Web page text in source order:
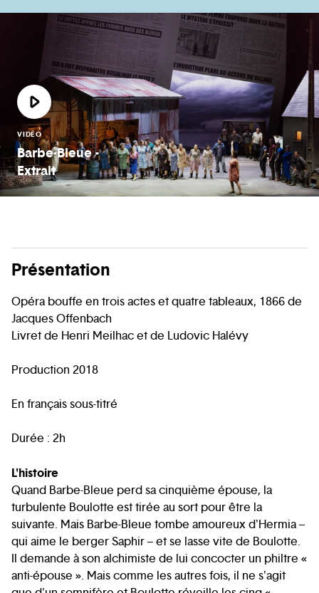
VIDÉO
Barbe-Bleue -
Extrait
Présentation
Opéra bouffe en trois actes et quatre tableaux, 1866 de
Jacques Offenbach
Livret de Henri Meilhac et de Ludovic Halévy
Production 2018
En français sous-titré
Durée : 2h
L'histoire
Quand Barbe-Bleue perd sa cinquième épouse, la
turbulente Boulotte est tirée au sort pour être la
suivante. Mais Barbe-Bleue tombe amoureux d'Hermia –
qui aime le berger Saphir – et se lasse vite de Boulotte.
Il demande à son alchimiste de lui concocter un philtre «
anti-épouse ». Mais comme les autres fois, il ne s'agit